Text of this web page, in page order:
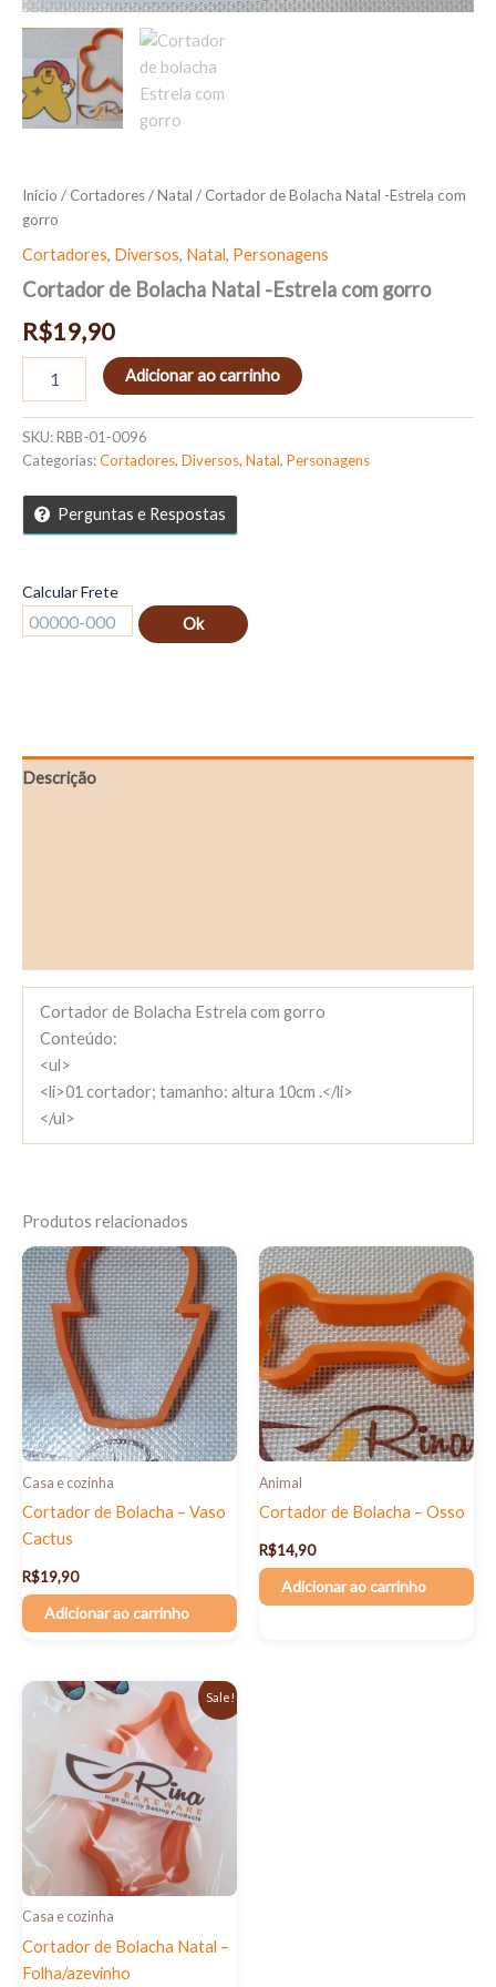
Início / Cortadores/Natal / Cortador de Bolacha Natal -Estrela com
gorro
Cortadores, Diversos, Natal, Personagens
Cortador de Bolacha Natal -Estrela com gorro
R$19,90
Adicionar ao carrinho
SKU:RBB-01-0096
Categorias:Cortadores, Diversos, Natal, Personagens
Perguntas e Respostas
Calcular Frete
Ok
Descrição
Cortador de Bolacha Estrela com gorro
Conteúdo:
<ul>
<li>01 cortador; tamanho: altura 10cm .</li>
</ul>
Produtos relacionados
Casa e cozinha
Cortador de Bolacha – Vaso
Cactus
R$19,90
Adicionar ao carrinho
Animal
Cortador de Bolacha – Osso
R$14,90
Adicionar ao carrinho
Sale!
Casa e cozinha
Cortador de Bolacha Natal –
Folha/azevinho
O
preço
original
era:
R$22,90.
preço
atual
é:
R$15,90.